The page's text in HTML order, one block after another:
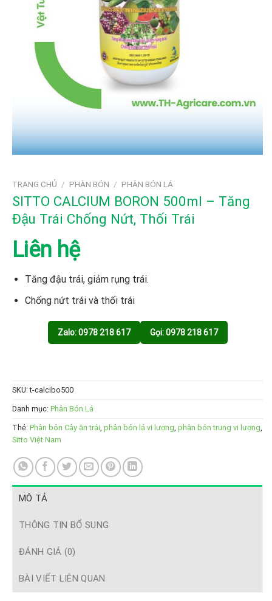
TRANG CHỦ / PHÂN BÓN / PHÂN BÓN LÁ
SITTO CALCIUM BORON 500ml – Tăng
Đậu Trái Chống Nứt, Thối Trái
Liên hệ
Tăng đậu trái, giảm rụng trái.
Chống nứt trái và thối trái
Zalo: 0978 218 617 Gọi: 0978 218 617
SKU:t-calcibo500
Danh mục: Phân Bón Lá
Thẻ: Phân bón Cây ăn trái phân bón lá vi lượng phân bón trung vi lượng
Sitto Việt Nam
MÔ TẢ
THÔNG TIN BỔ SUNG
ĐÁNH GIÁ (0)
BÀI VIẾT LIÊN QUAN